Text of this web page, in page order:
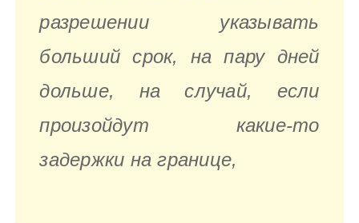
разрешении указывать
больший срок, на пару дней
дольше, на случай, если
произойдут какие-то
задержки на границе,